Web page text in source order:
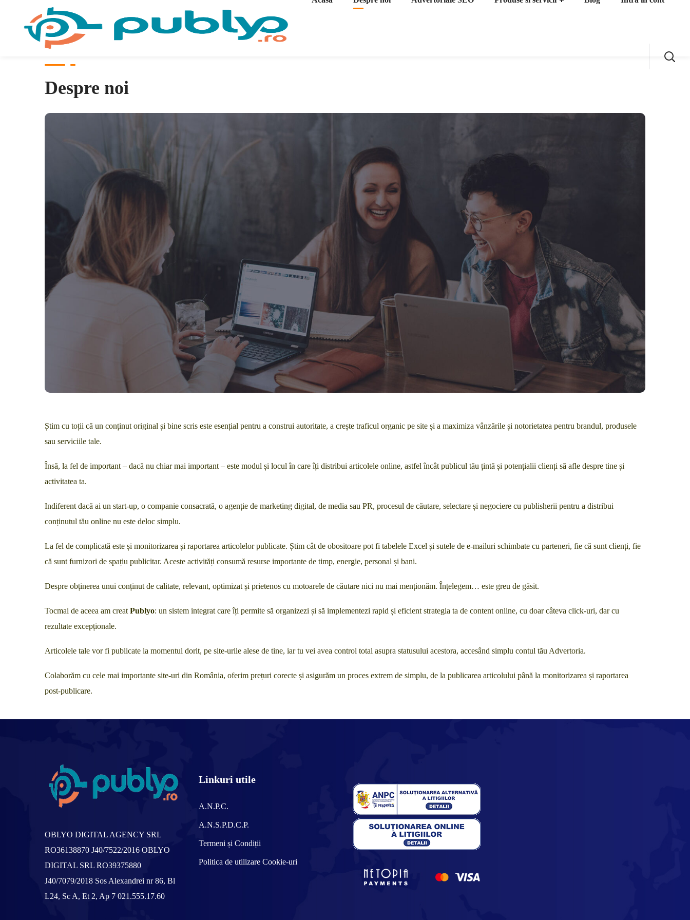
Despre noi
Știm cu toții că un conținut original și bine scris este esențial pentru a construi autoritate, a crește traficul organic pe site și a maximiza vânzările și notorietatea pentru brandul, produsele
sau serviciile tale.
Însă, la fel de important – dacă nu chiar mai important – este modul și locul în care îți distribui articolele online, astfel încât publicul tău țintă și potențialii clienți să afle despre tine și
activitatea ta.
Indiferent dacă ai un start-up, o companie consacrată, o agenție de marketing digital, de media sau PR, procesul de căutare, selectare și negociere cu publisherii pentru a distribui
conținutul tău online nu este deloc simplu.
La fel de complicată este și monitorizarea și raportarea articolelor publicate. Știm cât de obositoare pot fi tabelele Excel și sutele de e-mailuri schimbate cu parteneri, fie că sunt clienți, fie
că sunt furnizori de spațiu publicitar. Aceste activități consumă resurse importante de timp, energie, personal și bani.
Despre obținerea unui conținut de calitate, relevant, optimizat și prietenos cu motoarele de căutare nici nu mai menționăm. Înțelegem… este greu de găsit.
Tocmai de aceea am creat Publyo: un sistem integrat care îți permite să organizezi și să implementezi rapid și eficient strategia ta de content online, cu doar câteva click-uri, dar cu
rezultate excepționale.
Articolele tale vor fi publicate la momentul dorit, pe site-urile alese de tine, iar tu vei avea control total asupra statusului acestora, accesând simplu contul tău Advertoria.
Colaborăm cu cele mai importante site-uri din România, oferim prețuri corecte și asigurăm un proces extrem de simplu, de la publicarea articolului până la monitorizarea și raportarea
post-publicare.
OBLYO DIGITAL AGENCY SRL
RO36138870 J40/7522/2016 OBLYO
DIGITAL SRL RO39375880
J40/7079/2018 Sos Alexandrei nr 86, Bl
L24, Sc A, Et 2, Ap 7 021.555.17.60
Linkuri utile
A.N.P.C.
A.N.S.P.D.C.P.
Termeni și Condiții
Politica de utilizare Cookie-uri